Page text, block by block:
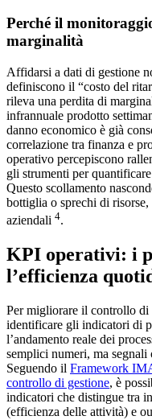
Perché il
marginalità
Affidarsi a dati di gestione
definiscono il “costo del
rileva una perdita di
infrannuale prodotto
danno economico è già
correlazione tra finanza e
operativo percepiscono
gli strumenti per
Questo scollamento
bottiglia o sprechi di
aziendali 4.
KPI operativi: i
l’efficienza
Per migliorare il controllo di
identificare gli indicatori di
l’andamento reale dei
semplici numeri, ma
Seguendo il Framework
controllo di gestione, è
indicatori che distingue tra
(efficienza delle attività) e